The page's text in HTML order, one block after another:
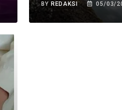
BY REDAKSI 05/03/